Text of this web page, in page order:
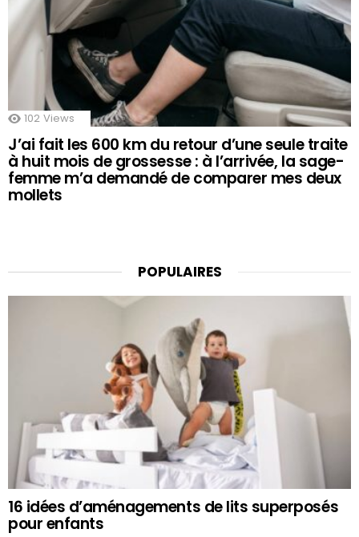
102 Views
J’ai fait les 600 km du retour d’une seule traite
à huit mois de grossesse : à l’arrivée, la sage-
femme m’a demandé de comparer mes deux
mollets
POPULAIRES
16 idées d’aménagements de lits superposés
pour enfants